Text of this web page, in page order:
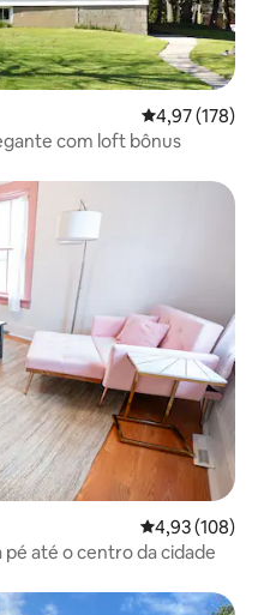
4,97 de uma
4,97 (178)
com loft bônus
4,93 de uma
4,93 (108)
pé até o centro da cidade